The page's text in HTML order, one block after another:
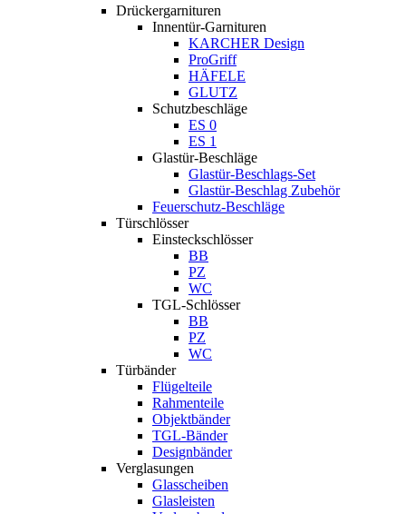
Drückergarnituren
Innentür-Garnituren
KARCHER Design
ProGriff
HÄFELE
GLUTZ
Schutzbeschläge
ES 0
ES 1
Glastür-Beschläge
Glastür-Beschlags-Set
Glastür-Beschlag Zubehör
Feuerschutz-Beschläge
Türschlösser
Einsteckschlösser
BB
PZ
WC
TGL-Schlösser
BB
PZ
WC
Türbänder
Flügelteile
Rahmenteile
Objektbänder
TGL-Bänder
Designbänder
Verglasungen
Glasscheiben
Glasleisten